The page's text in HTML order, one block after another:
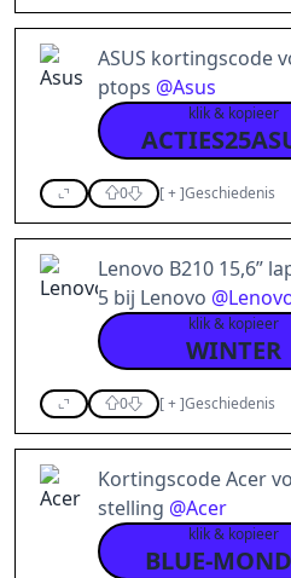
ASUS kortingscode
ptops @Asus
klik & kopieer
0 [+]Geschiedenis
Lenovo B210 15,6”
5 bij Lenovo @
klik & kopieer
WINTER
0 [+]Geschiedenis
Kortingscode Acer
stelling @Acer
klik & kopieer
BLUE-